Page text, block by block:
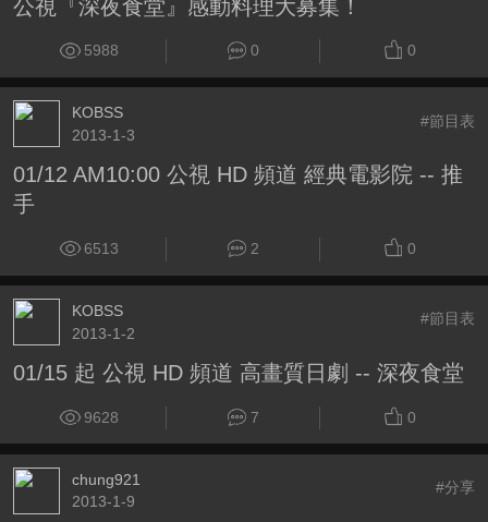
公視『深夜食堂』感動料理大募集！
5988 0 0
KOBSS
2013-1-3
#節目表
01/12 AM10:00 公視 HD 頻道 經典電影院 -- 推
手
6513 2 0
KOBSS
2013-1-2
#節目表
01/15 起 公視 HD 頻道 高畫質日劇 -- 深夜食堂
9628 7 0
chung921
2013-1-9
#分享